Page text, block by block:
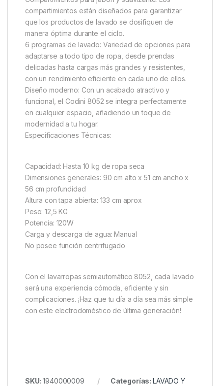
compartimientos están diseñados para garantizar
que los productos de lavado se dosifiquen de
manera óptima durante el ciclo.
6 programas de lavado: Variedad de opciones para
adaptarse a todo tipo de ropa, desde prendas
delicadas hasta cargas más grandes y resistentes,
con un rendimiento eficiente en cada uno de ellos.
Diseño moderno: Con un acabado atractivo y
funcional, el Codini 8052 se integra perfectamente
en cualquier espacio, añadiendo un toque de
modernidad a tu hogar.
Especificaciones Técnicas:
Capacidad: Hasta 10 kg de ropa seca
Dimensiones generales: 90 cm alto x 51 cm ancho x
56 cm profundidad
Altura con tapa abierta: 133 cm aprox
Peso: 12,5 KG
Potencia: 120W
Carga y descarga de agua: Manual
No posee función centrifugado
Con el lavarropas semiautomático 8052, cada lavado
será una experiencia cómoda, eficiente y sin
complicaciones. ¡Haz que tu día a día sea más simple
con este electrodoméstico de última generación!
SKU:1940000009 Categorías: LAVADO Y